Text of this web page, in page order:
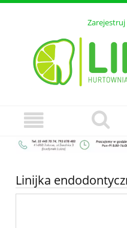
Zarejestruj
Linijka